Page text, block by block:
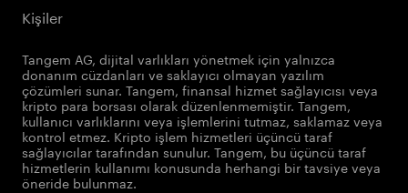
Kişiler
Tangem AG, dijital varlıkları yönetmek için yalnızca
donanım cüzdanları ve saklayıcı olmayan yazılım
çözümleri sunar. Tangem, finansal hizmet sağlayıcısı veya
kripto para borsası olarak düzenlenmemiştir. Tangem,
kullanıcı varlıklarını veya işlemlerini tutmaz, saklamaz veya
kontrol etmez. Kripto işlem hizmetleri üçüncü taraf
sağlayıcılar tarafından sunulur. Tangem, bu üçüncü taraf
hizmetlerin kullanımı konusunda herhangi bir tavsiye veya
öneride bulunmaz.